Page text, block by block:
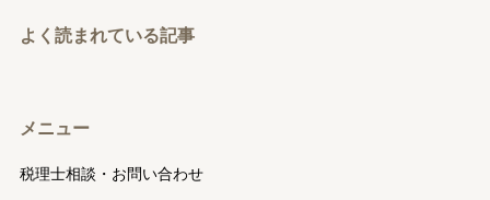
よく読まれている記事
メニュー
税理士相談・お問い合わせ